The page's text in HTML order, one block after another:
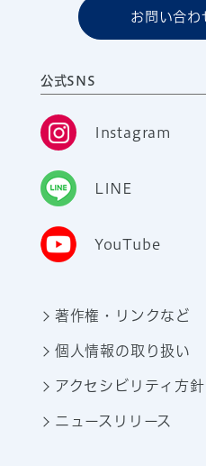
お問い合わ
公式SNS
Instagram
LINE
YouTube
著作権・リンクなど
個人情報の取り扱い
アクセシビリティ方針
ニュースリリース